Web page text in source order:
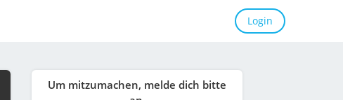
Login
Um mitzumachen, melde dich bitte